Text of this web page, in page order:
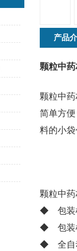
产品
颗粒中
颗粒中
简单方
料的小
颗粒中
◆ 包装
◆ 包装
◆ 全自